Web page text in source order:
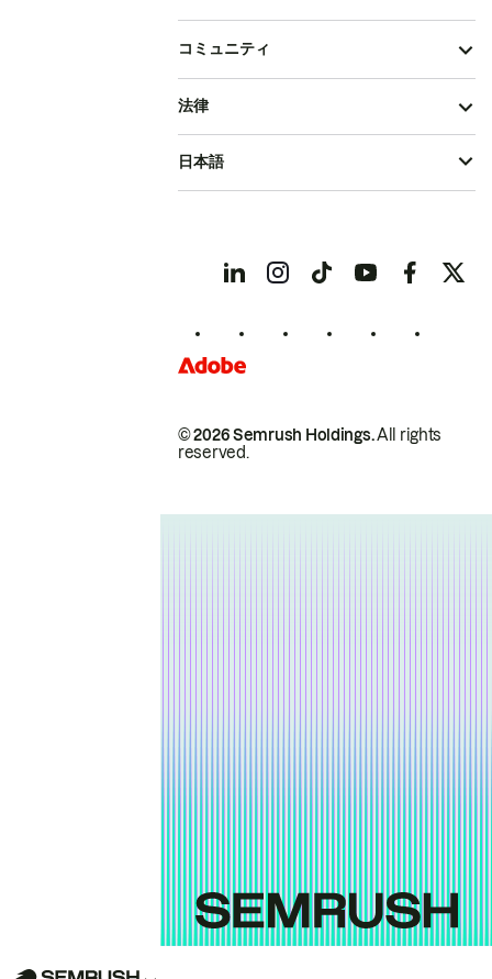
コミュニティ
© 2026 Semrush Holdings.All rights
reserved.
法律
日本語